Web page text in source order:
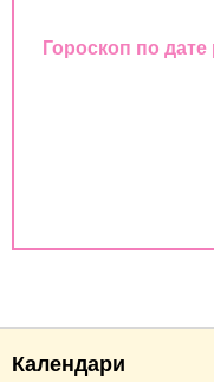
Гороскоп по
Календари